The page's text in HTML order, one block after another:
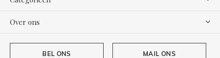
Over ons
BEL ONS MAIL ONS